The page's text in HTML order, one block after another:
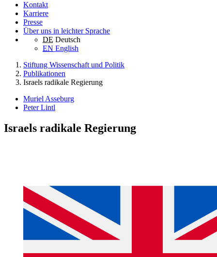
Kontakt
Karriere
Presse
Über uns in leichter Sprache
DE Deutsch
EN English
Stiftung Wissenschaft und Politik
Publikationen
Israels radikale Regierung
Muriel Asseburg
Peter Lintl
Israels radikale Regierung